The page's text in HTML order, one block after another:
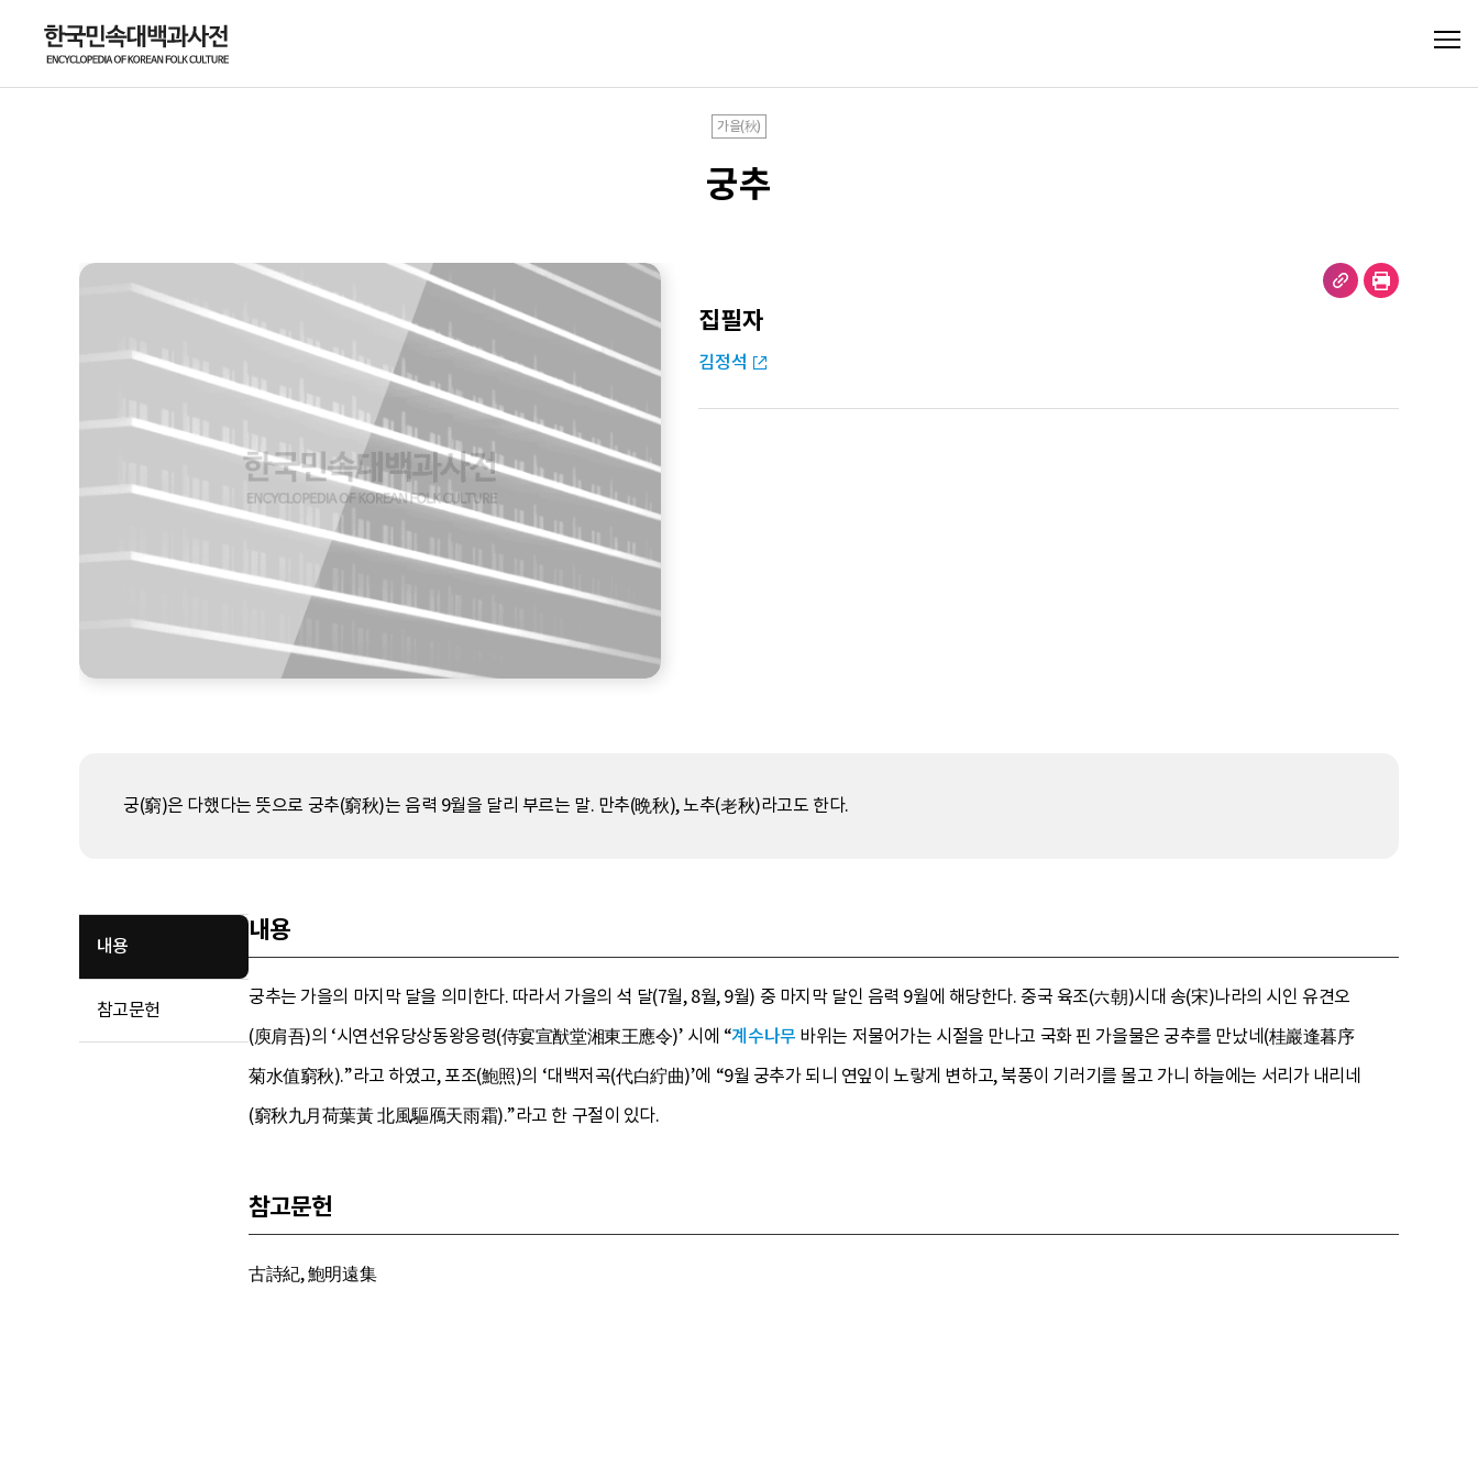
가을(秋)
궁추
집필자
김정석
궁(窮)은 다했다는 뜻으로 궁추(窮秋)는 음력 9월을 달리 부르는 말. 만추(晩秋), 노추(老秋)라고도 한다.
내용
참고문헌
내용
궁추는 가을의 마지막 달을 의미한다. 따라서 가을의 석 달(7월, 8월, 9월) 중 마지막 달인 음력 9월에 해당한다. 중국 육조(六朝)시대 송(宋)나라의 시인 유견오
(庾肩吾)의 ‘시연선유당상동왕응령(侍宴宣猷堂湘東王應令)’ 시에 “계수나무 바위는 저물어가는 시절을 만나고 국화 핀 가을물은 궁추를 만났네(桂巖逢暮序
菊水值窮秋).”라고 하였고, 포조(鮑照)의 ‘대백저곡(代白紵曲)’에 “9월 궁추가 되니 연잎이 노랗게 변하고, 북풍이 기러기를 몰고 가니 하늘에는 서리가 내리네
(窮秋九月荷葉黃 北風驅鴈天雨霜).”라고 한 구절이 있다.
참고문헌
古詩紀, 鮑明遠集